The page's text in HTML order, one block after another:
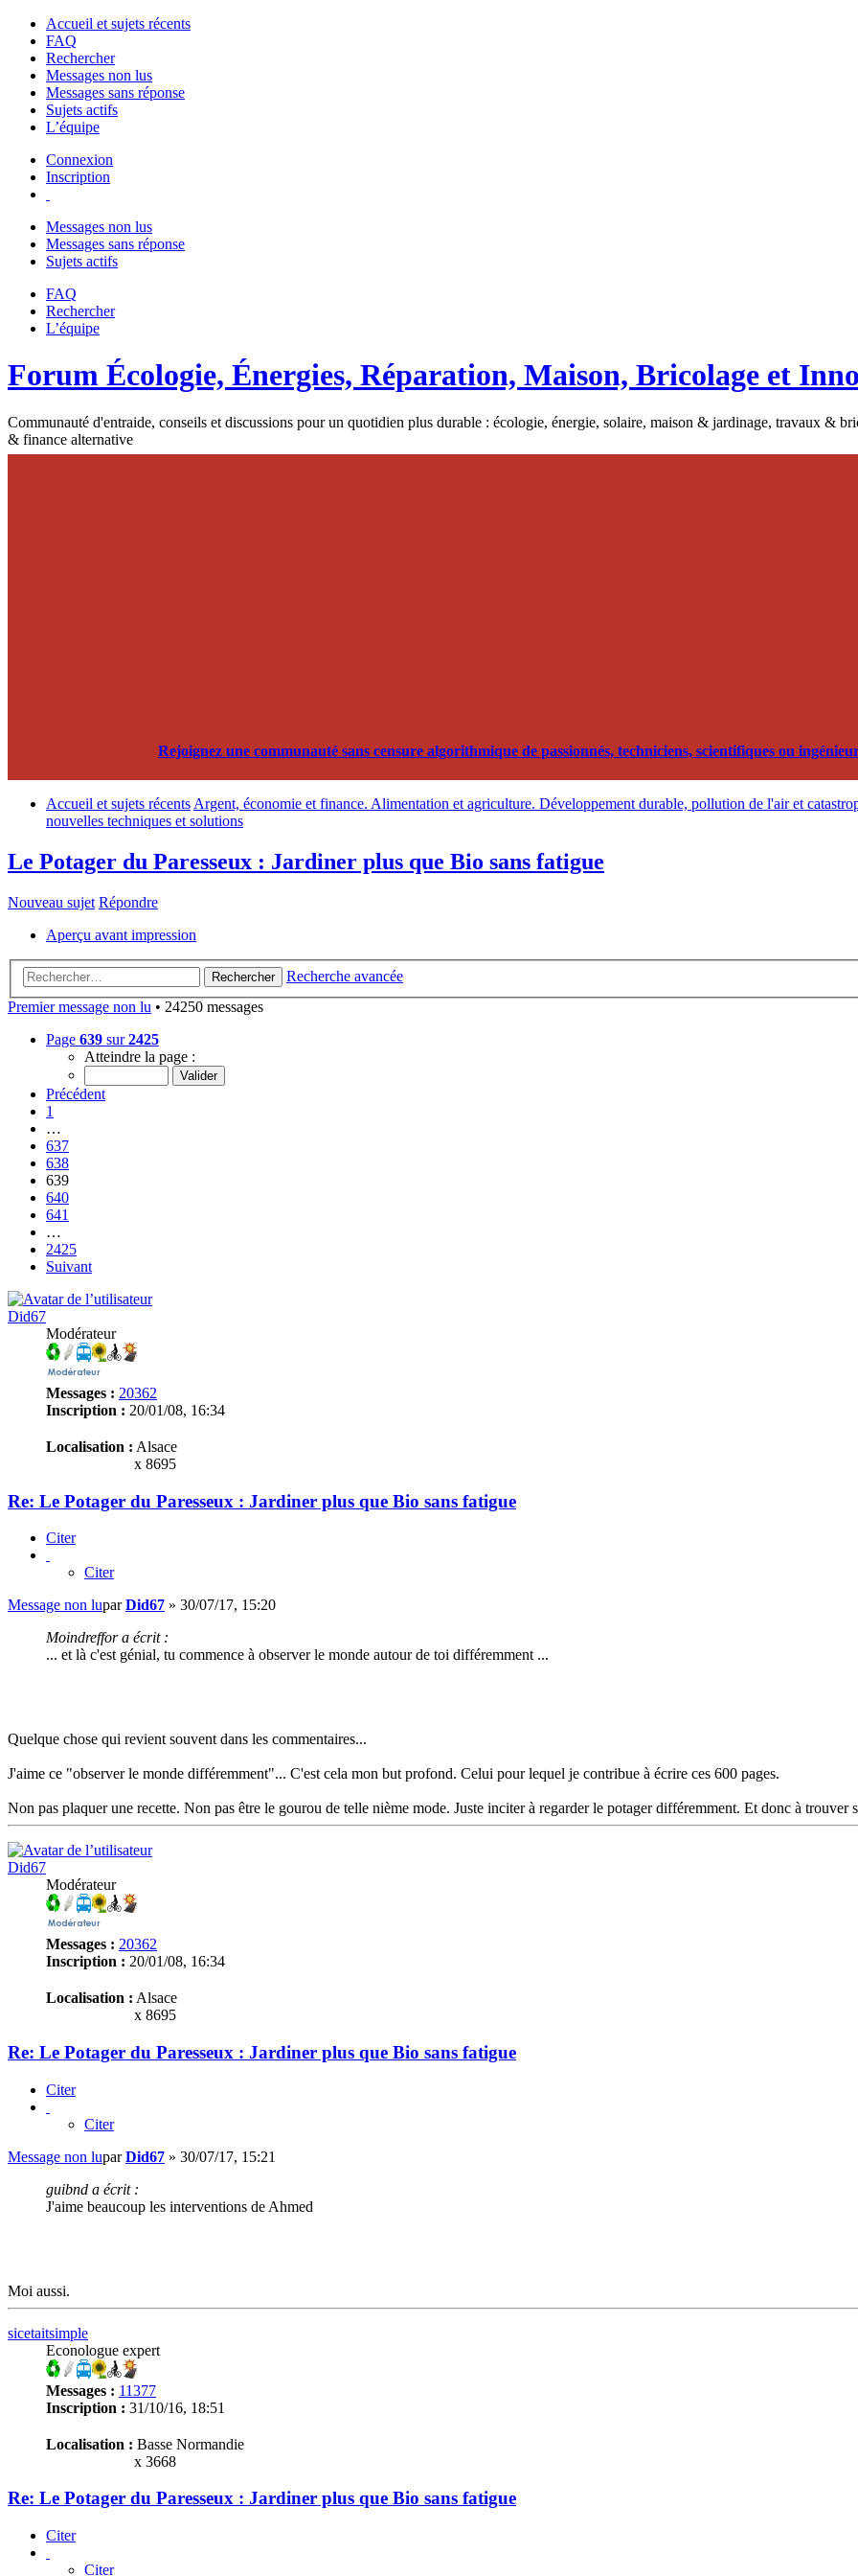
Accueil et sujets récents
FAQ
Rechercher
Messages non lus
Messages sans réponse
Sujets actifs
L’équipe
Connexion
Inscription
Messages non lus
Messages sans réponse
Sujets actifs
FAQ
Rechercher
L’équipe
Forum Écologie, Énergies, Réparation, Maison, Bricolage et
Communauté d'entraide, conseils et discussions pour un quotidien plus durable : écologie, énergie, solaire, maison & jardinage, travaux &
& finance alternative
Rejoignez une communauté sans censure algorithmique de passionnés, techniciens, scientifiques ou
Accueil et sujets récentsArgent, économie et finance. Alimentation et agriculture. Développement durable, pollution de l'air et
nouvelles techniques et solutions
Le Potager du Paresseux : Jardiner plus que Bio sans fatigue
Nouveau sujet Répondre
Aperçu avant impression
Rechercher
Recherche avancée
Premier message non lu • 24250 messages
Page 639 sur2425
Atteindre la page :
Précédent
1
…
637
638
639
640
641
…
2425
Suivant
Did67
Modérateur
Messages : 20362
Inscription : 20/01/08, 16:34
Localisation : Alsace
x 8695
Re: Le Potager du Paresseux : Jardiner plus que Bio sans fatigue
Citer
Citer
Message non luparDid67 » 30/07/17, 15:20
Moindreffor a écrit :
... et là c'est génial, tu commence à observer le monde autour de toi différemment ...
Quelque chose qui revient souvent dans les commentaires...
J'aime ce "observer le monde différemment"... C'est cela mon but profond. Celui pour lequel je contribue à écrire ces 600 pages.
Non pas plaquer une recette. Non pas être le gourou de telle nième mode. Juste inciter à regarder le potager différemment. Et donc à trouver
Did67
Modérateur
Messages : 20362
Inscription : 20/01/08, 16:34
Localisation : Alsace
x 8695
Re: Le Potager du Paresseux : Jardiner plus que Bio sans fatigue
Citer
Citer
Message non luparDid67 » 30/07/17, 15:21
guibnd a écrit :
J'aime beaucoup les interventions de Ahmed
Moi aussi.
sicetaitsimple
Econologue expert
Messages : 11377
Inscription : 31/10/16, 18:51
Localisation : Basse Normandie
x 3668
Re: Le Potager du Paresseux : Jardiner plus que Bio sans fatigue
Citer
Citer